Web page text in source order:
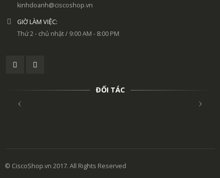
kinhdoanh@ciscoshop.vn
GIỜ LÀM VIỆC:
Thứ 2 - chủ nhật / 9:00 AM - 8:00 PM
ĐỐI TÁC
© CiscoShop.vn 2017. All Rights Reserved